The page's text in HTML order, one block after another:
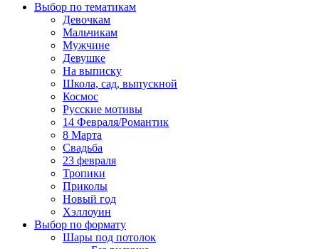
Выбор по тематикам
Девочкам
Мальчикам
Мужчине
Девушке
На выписку
Школа, сад, выпускной
Космос
Русские мотивы
14 Февраля/Романтик
8 Марта
Свадьба
23 февраля
Тропики
Приколы
Новый год
Хэллоуин
Выбор по формату
Шары под потолок